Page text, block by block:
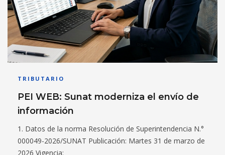
TRIBUTARIO
PEI WEB: Sunat moderniza el envío de
información
1. Datos de la norma Resolución de Superintendencia N.°
000049-2026/SUNAT Publicación: Martes 31 de marzo de
2026 Vigencia: